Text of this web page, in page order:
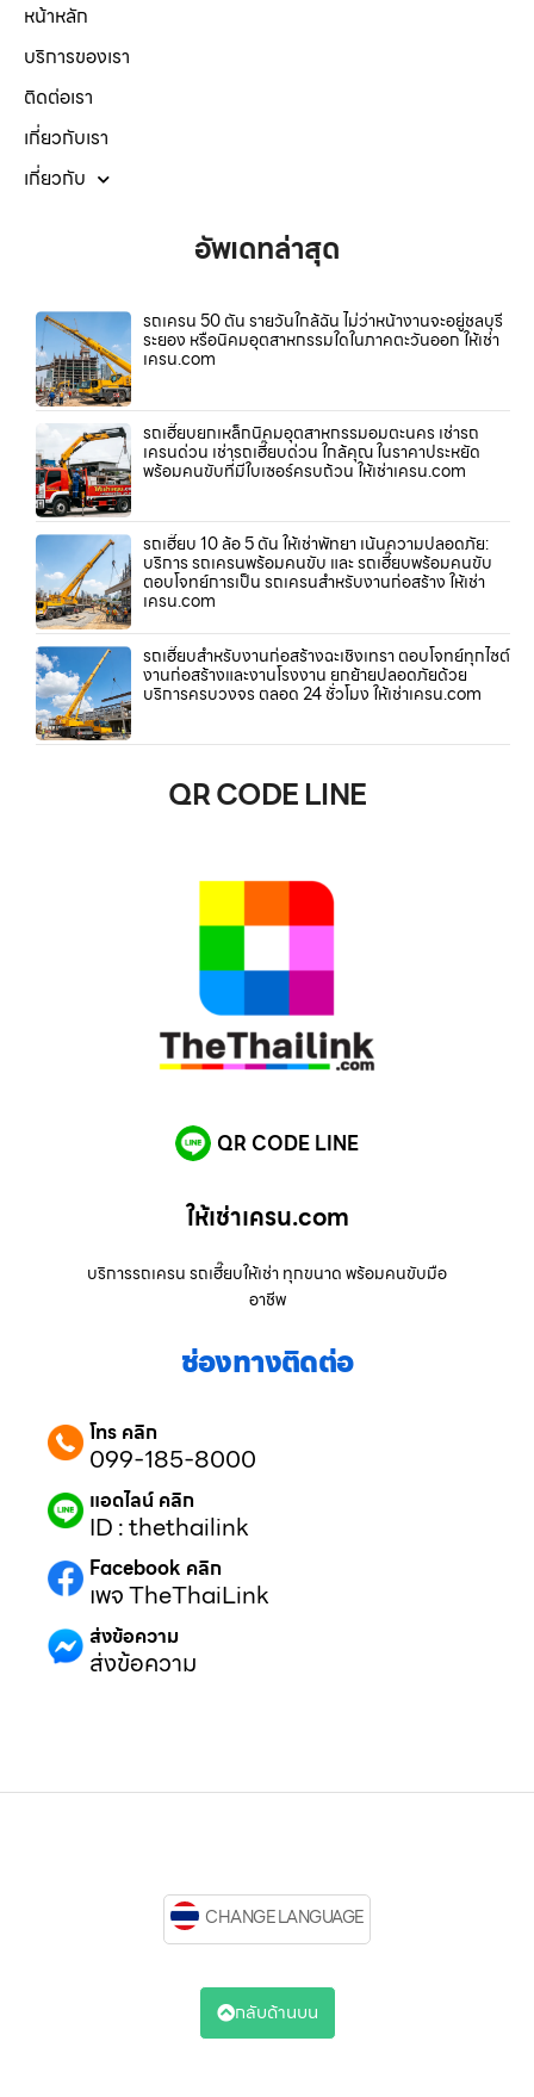
หน้าหลัก
บริการของเรา
ติดต่อเรา
เกี่ยวกับเรา
เกี่ยวกับ
อัพเดทล่าสุด
รถเครน 50 ตัน รายวันใกล้ฉัน ไม่ว่าหน้างานจะอยู่ชลบุรี
ระยอง หรือนิคมอุตสาหกรรมใดในภาคตะวันออก ให้เช่า
เครน.com
รถเฮี๊ยบยกเหล็กนิคมอุตสาหกรรมอมตะนคร เช่ารถ
เครนด่วน เช่ารถเฮี๊ยบด่วน ใกล้คุณ ในราคาประหยัด
พร้อมคนขับที่มีใบเซอร์ครบถ้วน ให้เช่าเครน.com
รถเฮี๊ยบ 10 ล้อ 5 ตัน ให้เช่าพัทยา เน้นความปลอดภัย:
บริการ รถเครนพร้อมคนขับ และ รถเฮี๊ยบพร้อมคนขับ
ตอบโจทย์การเป็น รถเครนสำหรับงานก่อสร้าง ให้เช่า
เครน.com
รถเฮี๊ยบสำหรับงานก่อสร้างฉะเชิงเทรา ตอบโจทย์ทุกไซต์
งานก่อสร้างและงานโรงงาน ยกย้ายปลอดภัยด้วย
บริการครบวงจร ตลอด 24 ชั่วโมง ให้เช่าเครน.com
QR CODE LINE
QR CODE LINE
ให้เช่าเครน.com
บริการรถเครน รถเฮี๊ยบให้เช่า ทุกขนาด พร้อมคนขับมือ
อาชีพ
ช่องทางติดต่อ
โทร คลิก
099-185-8000
แอดไลน์ คลิก
ID : thethailink
Facebook คลิก
เพจ TheThaiLink
ส่งข้อความ
ส่งข้อความ
CHANGE LANGUAGE
กลับด้านบน